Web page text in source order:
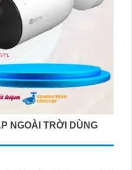
NGOÀI TRỜI DÙNG